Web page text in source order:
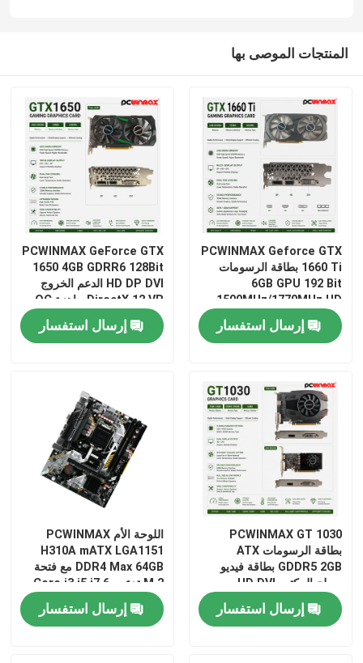
المنتجات الموصى بها
PCWINMAX Geforce GTX
1660 Ti بطاقة الرسومات
6GB GPU 192 Bit
1500MHz/1770MHz HD
DP DVI ذاكرة 14Gbps
إرسال استفسار
PCWINMAX GeForce GTX
1650 4GB GDRR6 128Bit
HD DP DVI الدعم الخروج
DirectX 12 VR جاهزة OC
بطاقة رسومات
إرسال استفسار
PCWINMAX GT 1030
بطاقة الرسومات ATX
GDDR5 2GB بطاقة فيديو
سطح المكتب HD DVI
إرسال استفسار
اللوحة الأم PCWINMAX
H310A mATX LGA1151
DDR4 Max 64GB مع فتحة
M.2 تدعم Core i3 i5 i7 6-
بالجملة إرسال استفسار